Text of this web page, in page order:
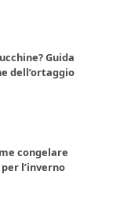
Guida
dell’ortaggio
congelare
l’inverno